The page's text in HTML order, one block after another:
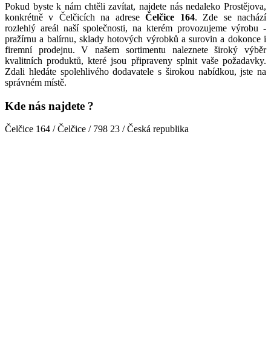
Pokud byste k nám chtěli zavítat, najdete nás nedaleko Prostějova,
konkrétně v Čelčicích na adreseČelčice 164. Zde se nachází
rozlehlý areál naší společnosti, na kterém provozujeme výrobu -
pražírnu a balírnu, sklady hotových výrobků a surovin a dokonce i
firemní prodejnu. V našem sortimentu naleznete široký výběr
kvalitních produktů, které jsou připraveny splnit vaše požadavky.
Zdali hledáte spolehlivého dodavatele s širokou nabídkou, jste na
správném místě.
Kde nás najdete ?
Čelčice 164 / Čelčice / 798 23 / Česká republika